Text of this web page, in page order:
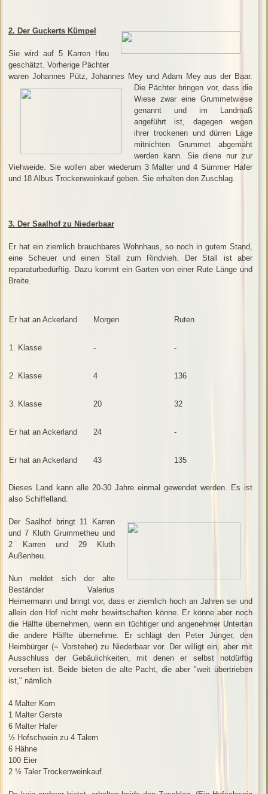
2. Der Guckerts Kümpel
Sie wird auf 5 Karren Heu
geschätzt. Vorherige Pächter
waren Johannes Pütz, Johannes Mey und Adam Mey aus der Baar.
Die Pächter bringen vor, dass die
Wiese zwar eine Grummetwiese
genannt und im Landmaß
angeführt ist, dagegen wegen
ihrer trockenen und dürren Lage
mitnichten Grummet abgemäht
werden kann. Sie diene nur zur
Viehweide. Sie wollen aber wiederum 3 Malter und 4 Sümmer Hafer
und 18 Albus Trockenweinkauf geben. Sie erhalten den Zuschlag.
3. Der Saalhof zu Niederbaar
Er hat ein ziemlich brauchbares Wohnhaus, so noch in gutem Stand,
eine Scheuer und einen Stall zum Rindvieh. Der Stall ist aber
reparaturbedürftig. Dazu kommt ein Garten von einer Rute Länge und
Breite.
Er hat an Ackerland Morgen Ruten
1. Klasse - -
2. Klasse 4 136
3. Klasse 20 32
Er hat an Ackerland 24 -
Er hat an Ackerland 43 135
Dieses Land kann alle 20-30 Jahre einmal gewendet werden. Es ist
also Schiffelland.
Der Saalhof bringt 11 Karren
und 7 Kluth Grummetheu und
2 Karren und 29 Kluth
Außenheu.
Nun meldet sich der alte
Beständer Valerius
Heimermann und bringt vor, dass er ziemlich hoch an Jahren sei und
allein den Hof nicht mehr bewirtschaften könne. Er könne aber noch
die Hälfte übernehmen, wenn ein tüchtiger und angenehmer Untertan
die andere Hälfte übernehme. Er schlägt den Peter Jünger, den
Heimbürger (= Vorsteher) zu Niederbaar vor. Der willigt ein, aber mit
Ausschluss der Gebäulichkeiten, mit denen er selbst notdürftig
versehen ist. Beide bieten die alte Pacht, die aber "weit übertrieben
ist," nämlich
4 Malter Korn
1 Malter Gerste
6 Malter Hafer
½ Hofschwein zu 4 Talern
6 Hähne
100 Eier
2 ½ Taler Trockenweinkauf.